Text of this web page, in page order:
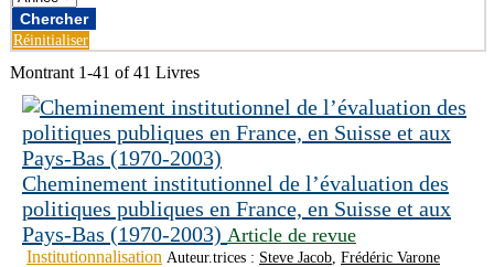
Réinitialiser
Montrant 1-41 of 41 Livres
Cheminement institutionnel de l’évaluation des
politiques publiques en France, en Suisse et aux
Pays-Bas (1970-2003) Article de revue
Institutionnalisation Auteur.trices : Steve Jacob, Frédéric Varone